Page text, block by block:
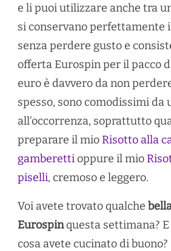
e li puoi utilizzare anche tra
si conservano perfettamente
senza perdere gusto e
offerta Eurospin per il pacco
euro è davvero da non
spesso, sono comodissimi da
all’occorrenza, soprattutto
preparare il mioRisotto alla
gamberettioppure il mio
piselli, cremoso e leggero.
Voi avete trovato qualche
Eurospinquesta settimana?
cosa avete cucinato di